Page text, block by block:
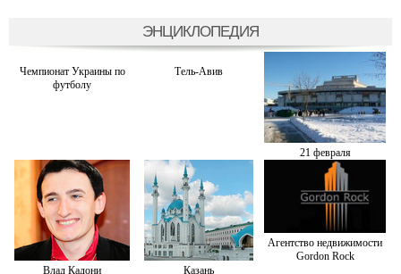
ЭНЦИКЛОПЕДИЯ
Чемпионат Украины по
футболу
Тель-Авив
21 февраля
Влад Кадони Казань
Агентство недвижимости
Gordon Rock